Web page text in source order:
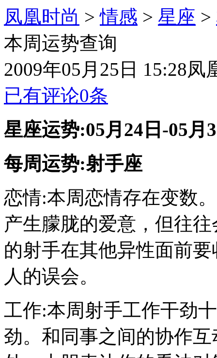
凤凰时尚 >情感 > 星座 >
本周运势查询
2009年05月25日 15:28凤
已有评论0条
星座运势:05月24日-05月
每周运势:射手座
恋情:本周恋情存在变数
产生朦胧的爱意，但往
的射手在其他异性面前
人的误会。
工作:本周射手工作干劲
劲。和同事之间的协作